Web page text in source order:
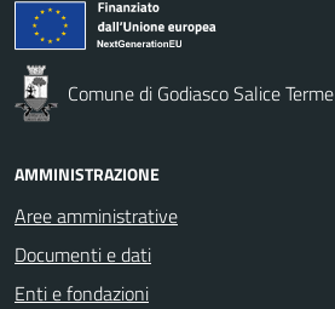
Comune di Godiasco Salice Terme
AMMINISTRAZIONE
Aree amministrative
Documenti e dati
Enti e fondazioni